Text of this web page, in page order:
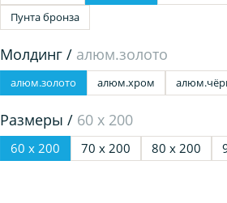
Пунта бронза
Молдинг / алюм.золото
алюм.золото алюм.хром
Размеры / 60 х 200
60 х 200 70 х 200 80 х 200